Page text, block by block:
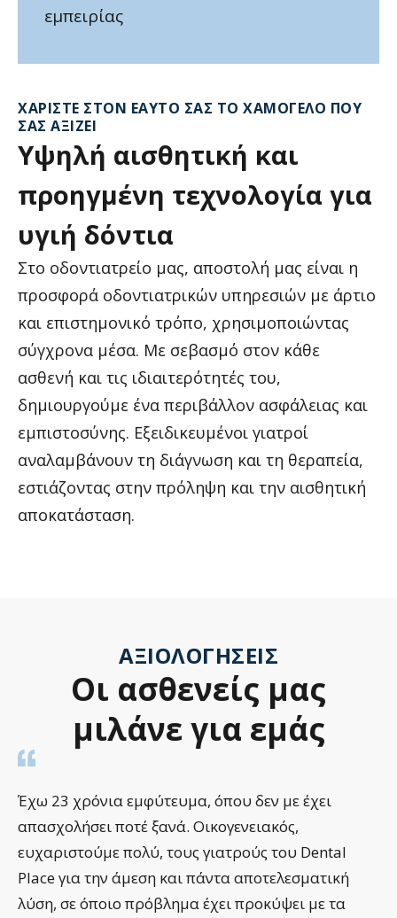
ΧΑΡΊΣΤΕ ΣΤΟΝ ΕΑΥΤΌ ΣΑΣ ΤΟ ΧΑΜΌΓΕΛΟ ΠΟΥ
ΣΑΣ ΑΞΊΖΕΙ
Υψηλή αισθητική και
προηγμένη τεχνολογία για
υγιή δόντια
Στο οδοντιατρείο μας, αποστολή μας είναι η
προσφορά οδοντιατρικών υπηρεσιών με άρτιο
και επιστημονικό τρόπο, χρησιμοποιώντας
σύγχρονα μέσα. Με σεβασμό στον κάθε
ασθενή και τις ιδιαιτερότητές του,
δημιουργούμε ένα περιβάλλον ασφάλειας και
εμπιστοσύνης. Εξειδικευμένοι γιατροί
αναλαμβάνουν τη διάγνωση και τη θεραπεία,
εστιάζοντας στην πρόληψη και την αισθητική
αποκατάσταση.
εμπειρίας
ΑΞΙΟΛΟΓΉΣΕΙΣ
Οι ασθενείς μας
μιλάνε για εμάς
Έχω 23 χρόνια εμφύτευμα, όπου δεν με έχει
απασχολήσει ποτέ ξανά. Οικογενειακός,
ευχαριστούμε πολύ, τους γιατρούς του Dental
Place για την άμεση και πάντα αποτελεσματική
λύση, σε όποιο πρόβλημα έχει προκύψει με τα